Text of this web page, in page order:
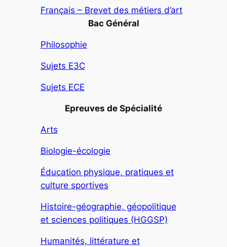
Français – Brevet des métiers d’art
Bac Général
Philosophie
Sujets E3C
Sujets ECE
Epreuves de Spécialité
Arts
Biologie-écologie
Éducation physique, pratiques et
culture sportives
Histoire-géographie, géopolitique
et sciences politiques (HGGSP)
Humanités, littérature et